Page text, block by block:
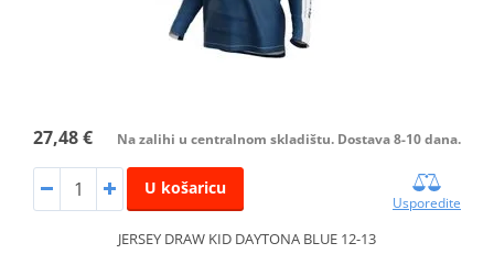
27,48 € Na zalihi u centralnom skladištu. Dostava 8-10 dana.
U košaricu
Usporedite
JERSEY DRAW KID DAYTONA BLUE 12-13